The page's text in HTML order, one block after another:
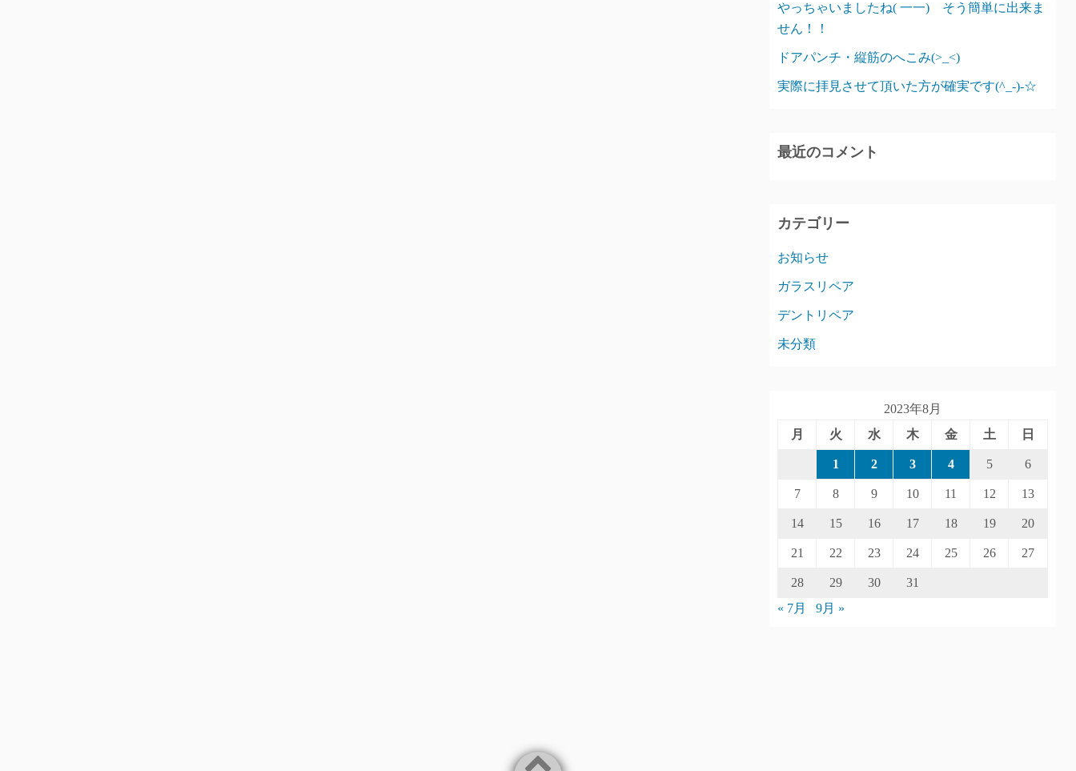
やっちゃいましたね( 一一) そう簡単に出来ま
せん！！
ドアパンチ・縦筋のへこみ(>_<)
実際に拝見させて頂いた方が確実です(^_-)-☆
最近のコメント
カテゴリー
お知らせ
ガラスリペア
デントリペア
未分類
2023年8月
月
火 水 木 金 土 日
1 2 3 4 5 6
7 8 9 10 11 12 13
14 15 16 17 18 19 20
21 22 23 24 25 26 27
28 29 30
31
« 7月
9月 »